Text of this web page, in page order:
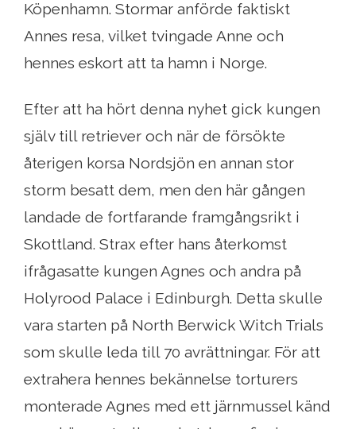
Köpenhamn. Stormar anförde faktiskt
Annes resa, vilket tvingade Anne och
hennes eskort att ta hamn i Norge.
Efter att ha hört denna nyhet gick kungen
själv till retriever och när de försökte
återigen korsa Nordsjön en annan stor
storm besatt dem, men den här gången
landade de fortfarande framgångsrikt i
Skottland. Strax efter hans återkomst
ifrågasatte kungen Agnes och andra på
Holyrood Palace i Edinburgh. Detta skulle
vara starten på North Berwick Witch Trials
som skulle leda till 70 avrättningar. För att
extrahera hennes bekännelse torturers
monterade Agnes med ett järnmussel känd